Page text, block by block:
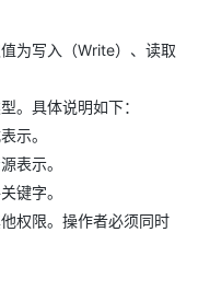
为写入（Write）、读取
。具体说明如下：
示。
表示。
键字。
权限。操作者必须同时